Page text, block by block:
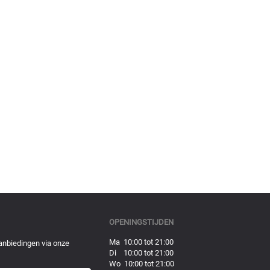
via onze
OPENINGSTIJDEN
Ma 10:00 tot 21:00
Di 10:00 tot 21:00
Wo 10:00 tot 21:00